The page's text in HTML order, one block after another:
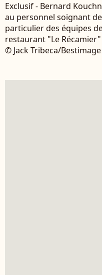
Exclusif - Bernard
au personnel soignant
particulier des équipes
restaurant "Le
© Jack Tribeca/Bestimage